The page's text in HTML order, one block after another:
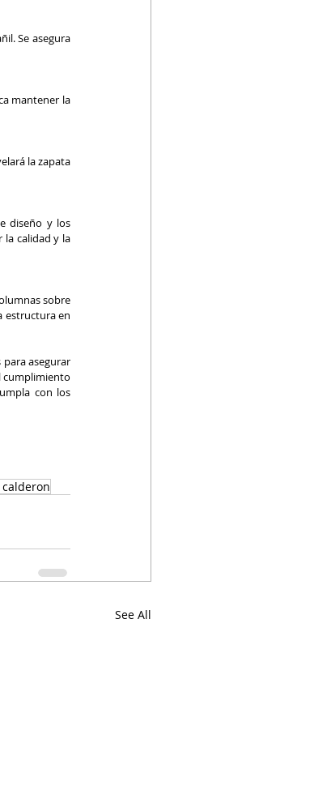
Se asegura
mantener la
la zapata
diseño y los
la calidad y la
sobre
estructura en
asegurar
cumplimiento
con los
See All